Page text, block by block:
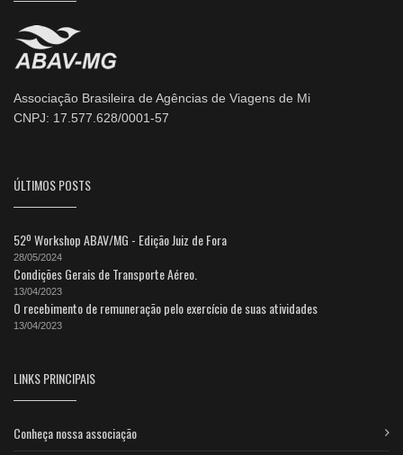
Associação Brasileira de Agências de Viagens de Mi
CNPJ: 17.577.628/0001-57
ÚLTIMOS POSTS
52º Workshop ABAV/MG - Edição Juiz de Fora
28/05/2024
Condições Gerais de Transporte Aéreo.
13/04/2023
O recebimento de remuneração pelo exercício de suas atividades
13/04/2023
LINKS PRINCIPAIS
Conheça nossa associação